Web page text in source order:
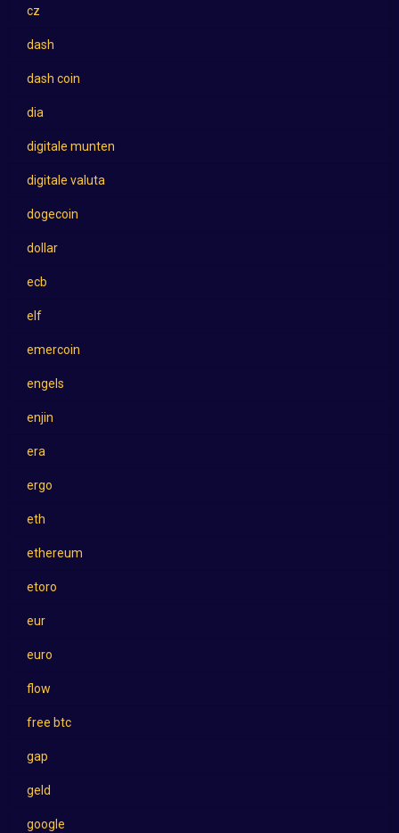
cz
dash
dash coin
dia
digitale munten
digitale valuta
dogecoin
dollar
ecb
elf
emercoin
engels
enjin
era
ergo
eth
ethereum
etoro
eur
euro
flow
free btc
gap
geld
google